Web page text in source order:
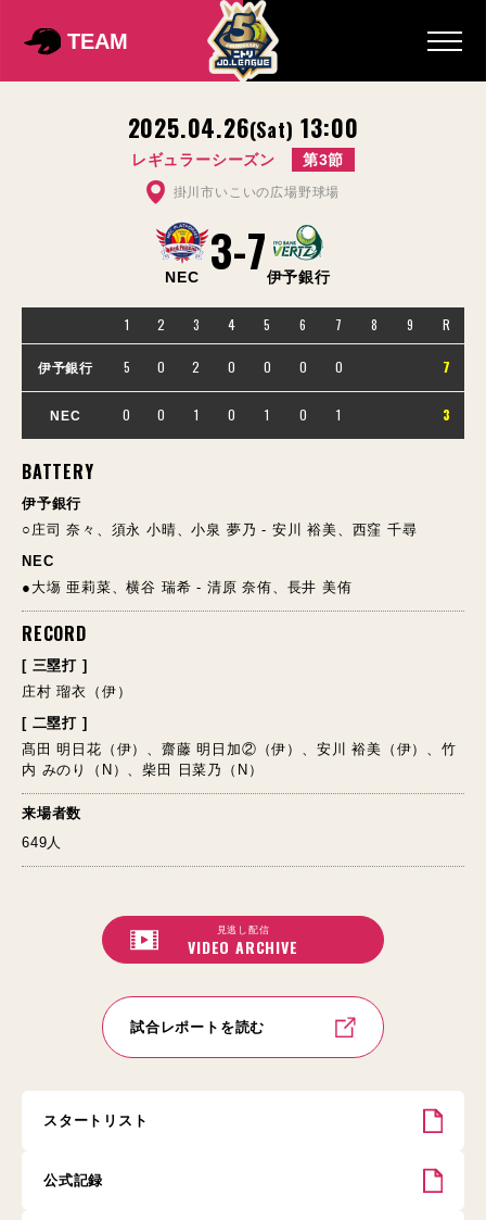
TEAM
2025.04.26(Sat) 13:00
レギュラーシーズン 第3節
掛川市いこいの広場野球場
NEC 3-7伊予銀行
1 2 3 4 5 6 7 8 9 R
伊予銀行 5 0 2 0 0 0 0 7
NEC 0 0 1 0 1 0 1 3
BATTERY
伊予銀行
○庄司 奈々、須永 小晴、小泉 夢乃 - 安川 裕美、西窪 千尋
NEC
●大塲 亜莉菜、横谷 瑞希 - 清原 奈侑、長井 美侑
RECORD
[ 三塁打 ]
庄村 瑠衣（伊）
[ 二塁打 ]
髙田 明日花（伊）、齋藤 明日加②（伊）、安川 裕美（伊）、竹
内 みのり（N）、柴田 日菜乃（N）
来場者数
649人
見逃し配信
VIDEO ARCHIVE
試合レポートを読む
スタートリスト
公式記録